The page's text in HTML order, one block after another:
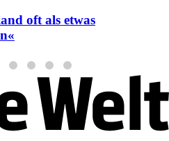
oft als etwas